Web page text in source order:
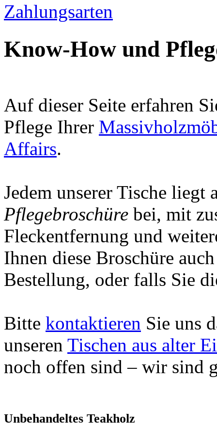
Know-How und
Auf dieser Seite erfahren
Pflege Ihrer
Affairs.
Jedem unserer Tische liegt
Pflegebroschüre bei, mit
Fleckentfernung und
Ihnen diese Broschüre
Bestellung, oder falls Sie
Bitte kontaktieren Sie uns
unseren Tischen aus alter
noch offen sind – wir sind
Unbehandeltes Teakholz